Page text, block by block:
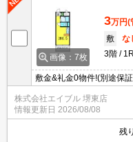
画像：7枚
3万円(
敷
な
3階
1R
敷金&礼金0物件!(別途保
円:プラン一例)。
株式会社エイブル 堺東店
情報更新日 2026/08/08
残